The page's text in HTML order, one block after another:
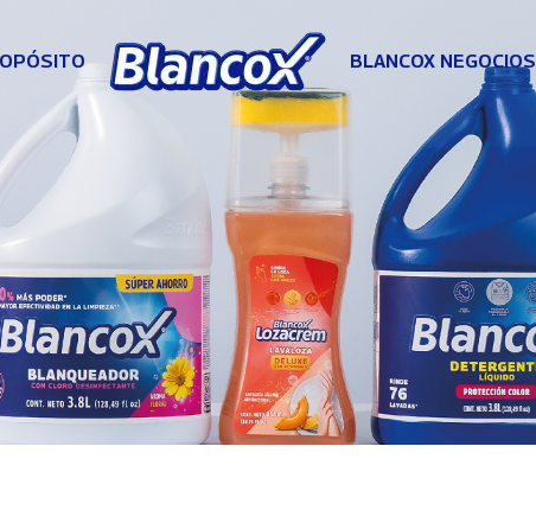
BLANCOX NEGOCIOS